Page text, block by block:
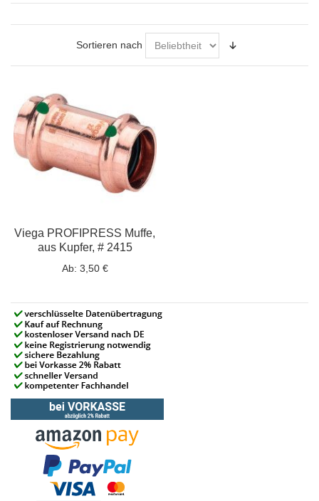
Sortieren nach
Viega PROFIPRESS Muffe,
aus Kupfer, # 2415
Ab: 3,50 €